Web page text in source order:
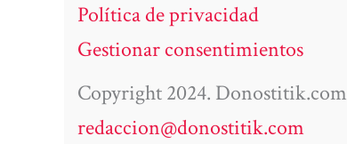
Política de privacidad
Gestionar consentimientos
Copyright 2024. Donostitik.com
redaccion@donostitik.com